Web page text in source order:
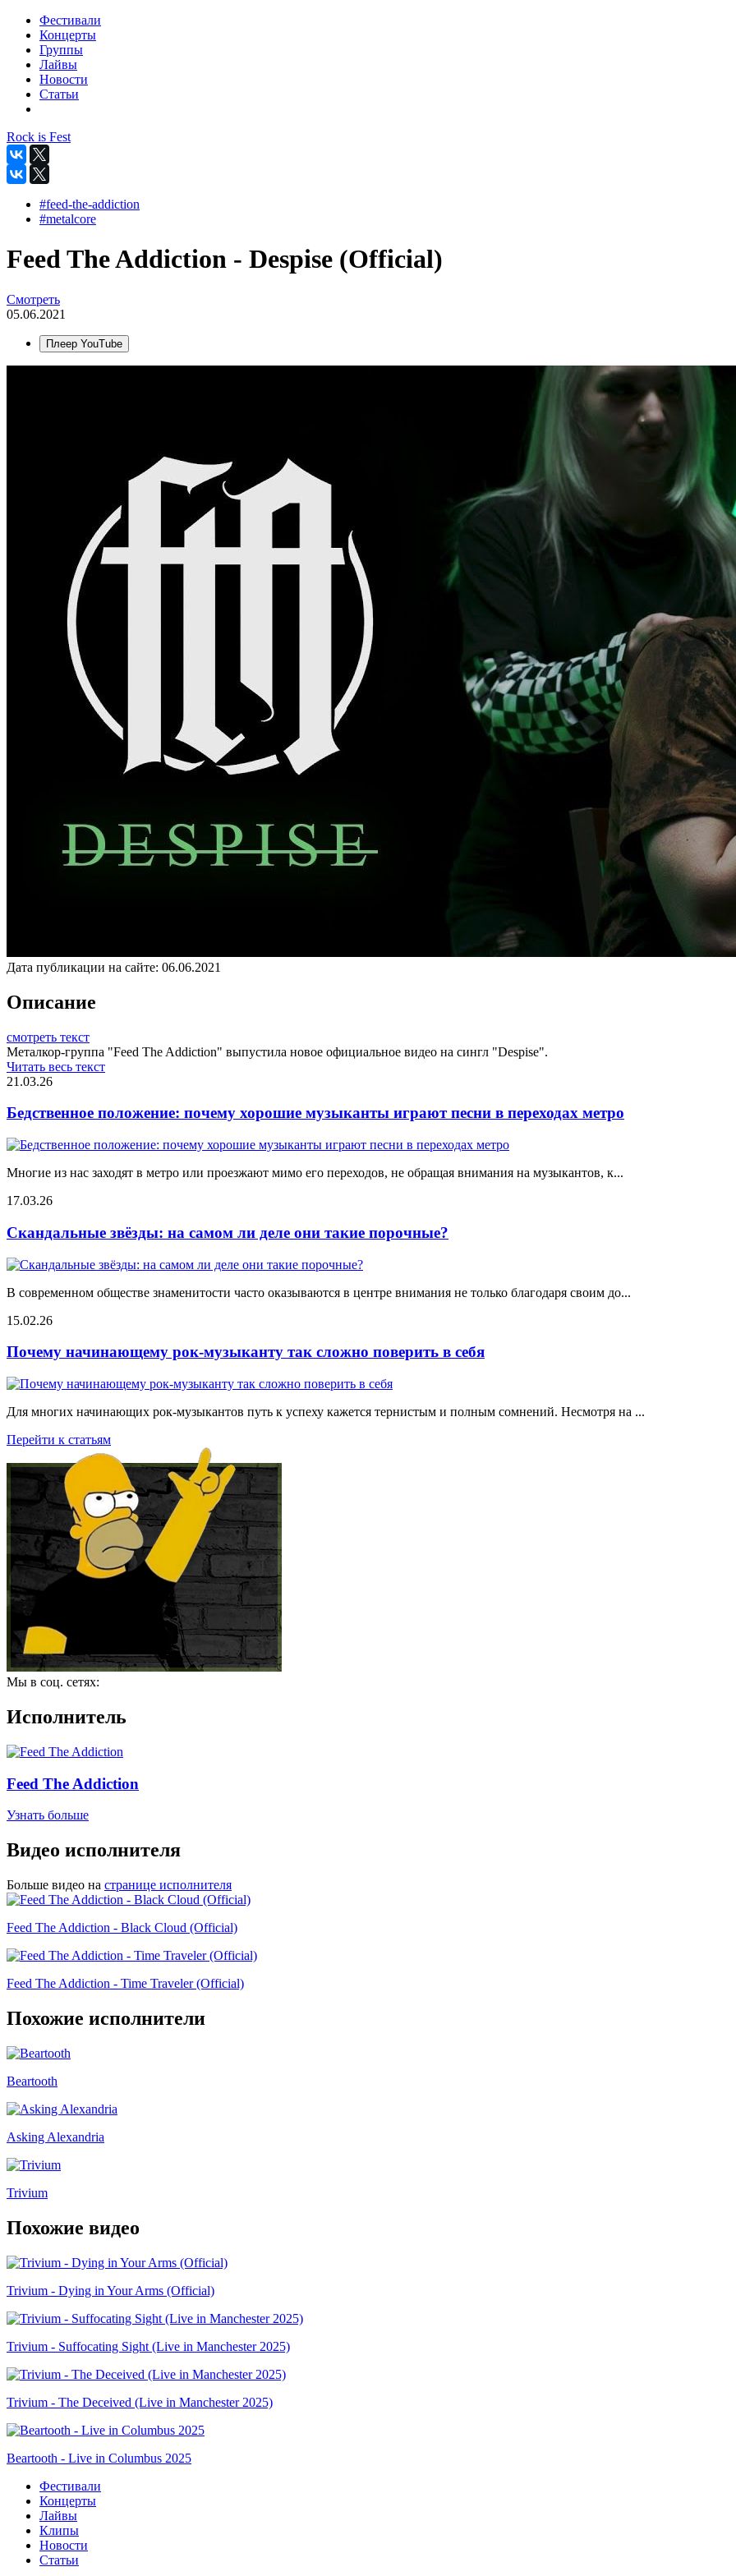
Фестивали
Концерты
Группы
Лайвы
Новости
Статьи
Rock is Fest
#feed-the-addiction
#metalcore
Feed The Addiction - Despise (Official)
Смотреть
05.06.2021
Плеер YouTube
Дата публикации на сайте: 06.06.2021
Описание
смотреть текст
Металкор-группа "Feed The Addiction" выпустила новое официальное видео на сингл "Despise".
Читать весь текст
21.03.26
Бедственное положение: почему хорошие музыканты играют песни в переходах метро
Многие из нас заходят в метро или проезжают мимо его переходов, не обращая внимания на музыкантов, к...
17.03.26
Скандальные звёзды: на самом ли деле они такие порочные?
В современном обществе знаменитости часто оказываются в центре внимания не только благодаря своим до...
15.02.26
Почему начинающему рок-музыканту так сложно поверить в себя
Для многих начинающих рок-музыкантов путь к успеху кажется тернистым и полным сомнений. Несмотря на ...
Перейти к статьям
Мы в соц. сетях:
Исполнитель
Feed The Addiction
Узнать больше
Видео исполнителя
Больше видео на странице исполнителя
Feed The Addiction - Black Cloud (Official)
Feed The Addiction - Time Traveler (Official)
Похожие исполнители
Beartooth
Asking Alexandria
Trivium
Похожие видео
Trivium - Dying in Your Arms (Official)
Trivium - Suffocating Sight (Live in Manchester 2025)
Trivium - The Deceived (Live in Manchester 2025)
Beartooth - Live in Columbus 2025
Фестивали
Концерты
Лайвы
Клипы
Новости
Статьи